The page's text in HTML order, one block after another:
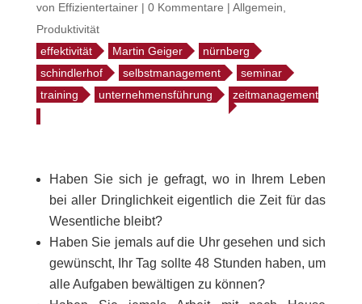
von Effizientertainer| 0 Kommentare | Allgemein
Produktivität
effektivität
Martin Geiger
nürnberg
schindlerhof
selbstmanagement
seminar
training
unternehmensführung zeitmanagement
Haben Sie sich je gefragt, wo in Ihrem Leben
bei aller Dringlichkeit eigentlich die Zeit für das
Wesentliche bleibt?
Haben Sie jemals auf die Uhr gesehen und sich
gewünscht, Ihr Tag sollte 48 Stunden haben, um
alle Aufgaben bewältigen zu können?